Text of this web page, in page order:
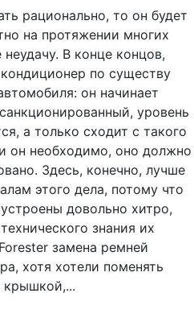
рационально, то он будет
на протяжении многих
неудачу. В конце концов,
по существу
он начинает
уровень
а только сходит с такого
он необходимо, оно должно
Здесь, конечно, лучше
этого дела, потому что
довольно хитро,
знания их
замена ремней
хотя хотели поменять
крышкой,...